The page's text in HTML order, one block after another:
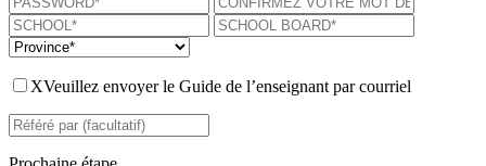
XVeuillez envoyer le Guide de l’enseignant par courriel